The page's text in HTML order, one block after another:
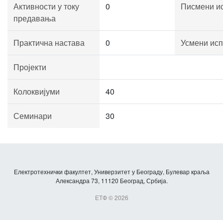
Активности у току
предавања
0 Писмени
Практична настава 0 Усмени
Пројекти
Колоквијуми 40
Семинари 30
Електротехнички факултет, Универзитет у Београду, Булевар краља
Александра 73, 11120 Београд, Србија.
ЕТФ © 2026